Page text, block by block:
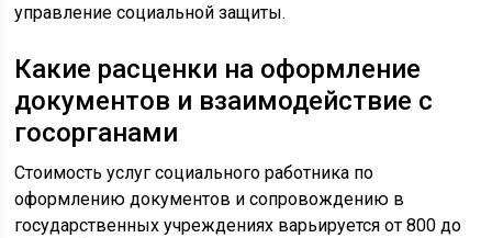
управление социальной защиты.
Какие расценки на оформление
документов и взаимодействие с
госорганами
Стоимость услуг социального работника по
оформлению документов и сопровождению в
государственных учреждениях варьируется от 800 до